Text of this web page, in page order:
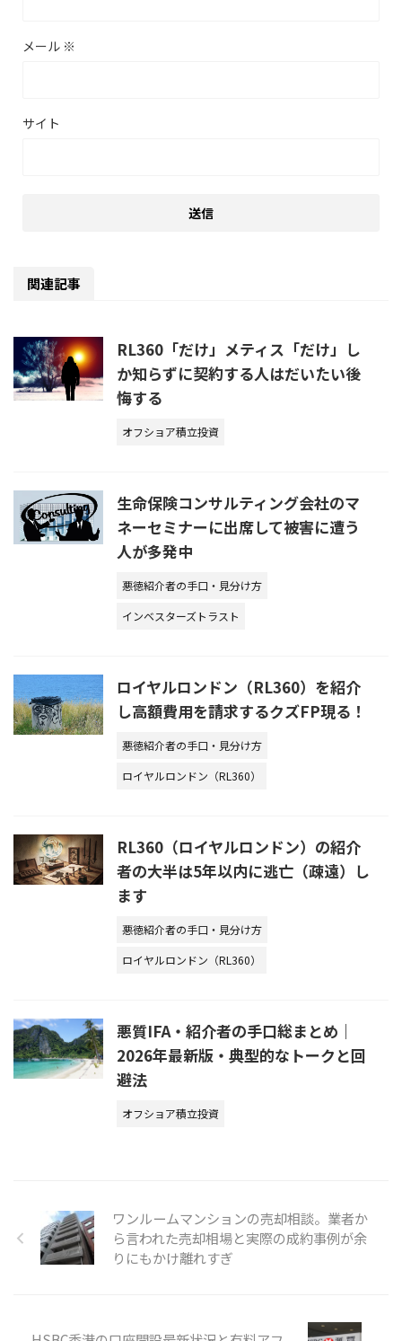
メール ※
サイト
関連記事
RL360「だけ」メティス「だけ」し
か知らずに契約する人はだいたい後
悔する
オフショア積立投資
生命保険コンサルティング会社のマ
ネーセミナーに出席して被害に遭う
人が多発中
悪徳紹介者の手口・見分け方
インベスターズトラスト
ロイヤルロンドン（RL360）を紹介
し高額費用を請求するクズFP現る！
悪徳紹介者の手口・見分け方
ロイヤルロンドン（RL360）
RL360（ロイヤルロンドン）の紹介
者の大半は5年以内に逃亡（疎遠）し
ます
悪徳紹介者の手口・見分け方
ロイヤルロンドン（RL360）
悪質IFA・紹介者の手口総まとめ｜
2026年最新版・典型的なトークと回
避法
オフショア積立投資
ワンルームマンションの売却相談。業者か
ら言われた売却相場と実際の成約事例が余
りにもかけ離れすぎ